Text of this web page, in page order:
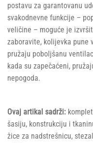
postavu za garantovanu
svakodnevne funkcije –
veličine – moguće je
zaboravite, kolijevka pune
pružaju poboljšanu
kada su zapečaćeni,
nepogoda.
Ovaj artikal sadrži:
šasiju, konstrukciju i
žice za nadstrešnicu,